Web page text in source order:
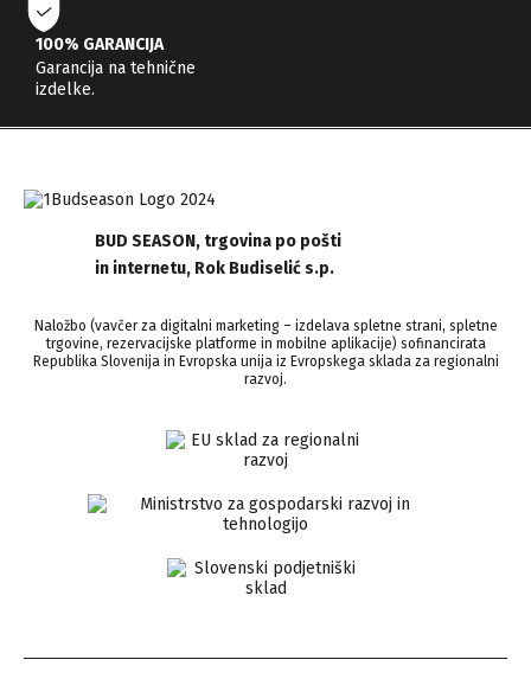
100% GARANCIJA
Garancija na tehnične
izdelke.
BUD SEASON, trgovina po pošti
in internetu, Rok Budiselić s.p.
Naložbo (vavčer za digitalni marketing – izdelava spletne strani, spletne
trgovine, rezervacijske platforme in mobilne aplikacije) sofinancirata
Republika Slovenija in Evropska unija iz Evropskega sklada za regionalni
razvoj.